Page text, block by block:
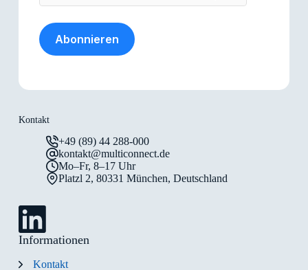
Kontakt
+49 (89) 44 288-000
kontakt@multiconnect.de
Mo–Fr, 8–17 Uhr
Platzl 2, 80331 München, Deutschland
Informationen
Kontakt
Abonnieren